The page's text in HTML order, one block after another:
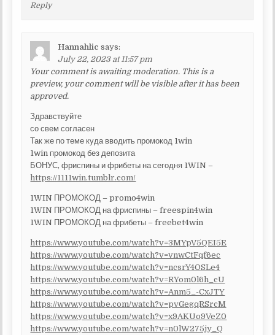
Reply
Hannahlic says:
July 22, 2023 at 11:57 pm
Your comment is awaiting moderation. This is a
preview, your comment will be visible after it has been
approved.
Здравствуйте
со свем согласен
Так же по теме куда вводить промокод 1win
1win промокод без депозита
БОНУС, фриспины и фрибеты на сегодня 1WIN –
https://1111win.tumblr.com/
1WIN ПРОМОКОД – promo4win
1WIN ПРОМОКОД на фриспины – freespin4win
1WIN ПРОМОКОД на фрибеты – freebet4win
https://www.youtube.com/watch?v=3MYpV5QEI5E
https://www.youtube.com/watch?v=vnwCtFqf6ec
https://www.youtube.com/watch?v=ncsrY4OSLe4
https://www.youtube.com/watch?v=RYom0l6h_cU
https://www.youtube.com/watch?v=Anm5_-CxJTY
https://www.youtube.com/watch?v=pvGegqRSrcM
https://www.youtube.com/watch?v=x9AKUo9VeZ0
https://www.youtube.com/watch?v=n0lW275jy_Q